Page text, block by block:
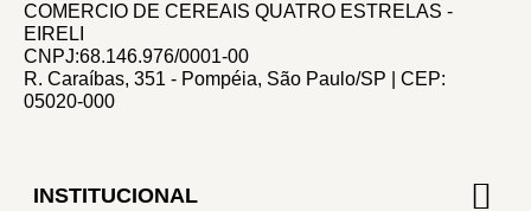
COMERCIO DE CEREAIS QUATRO ESTRELAS -
EIRELI
CNPJ:68.146.976/0001-00
R. Caraíbas, 351 - Pompéia, São Paulo/SP | CEP:
05020-000
INSTITUCIONAL